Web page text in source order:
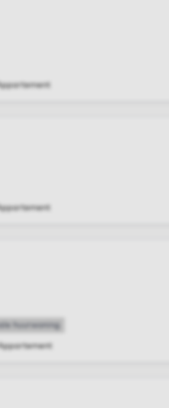
Appartement
Appartement
huurwoning
Appartement